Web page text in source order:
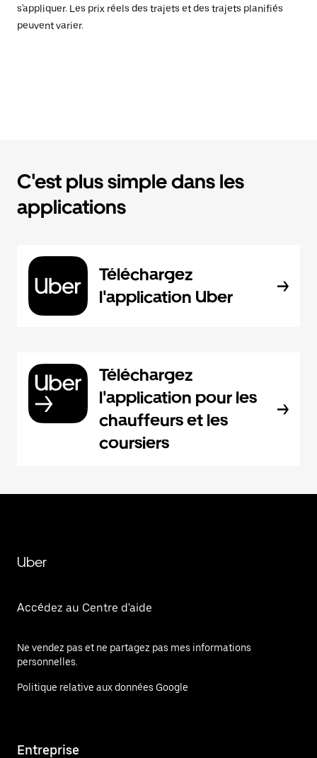
s'appliquer. Les prix réels des trajets et des trajets planifiés
peuvent varier.
C'est plus simple dans les
applications
Téléchargez
l'application Uber
Téléchargez
l'application pour les
chauffeurs et les
coursiers
Uber
Accédez au Centre d'aide
Ne vendez pas et ne partagez pas mes informations
personnelles.
Politique relative aux données Google
Entreprise